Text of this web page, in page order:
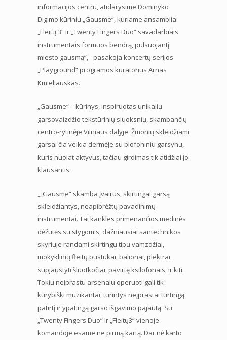
informacijos centru, atidarysime Dominyko
Digimo kūriniu „Gausme“, kuriame ansambliai
„Fleitų 3“ ir „Twenty Fingers Duo“ savadarbiais
instrumentais formuos bendrą, pulsuojantį
miesto gausmą“,– pasakoja koncertų serijos
„Playground“ programos kuratorius Arnas
Kmieliauskas.
„Gausme“ – kūrinys, inspiruotas unikalių
garsovaizdžio tekstūrinių sluoksnių, skambančių
centro-rytinėje Vilniaus dalyje. Žmonių skleidžiami
garsai čia veikia dermėje su biofoniniu garsynu,
kuris nuolat aktyvus, tačiau girdimas tik atidžiai jo
klausantis.
„„Gausme“ skamba įvairūs, skirtingai garsą
skleidžiantys, neapibrėžtų pavadinimų
instrumentai. Tai kankles primenančios medinės
dėžutės su stygomis, dažniausiai santechnikos
skyriuje randami skirtingų tipų vamzdžiai,
mokyklinių fleitų pūstukai, balionai, plektrai,
supjaustyti šluotkočiai, pavirtę ksilofonais, ir kiti.
Tokiu neįprastu arsenalu operuoti gali tik
kūrybiški muzikantai, turintys neįprastai turtingą
patirtį ir ypatingą garso išgavimo pajautą. Su
„Twenty Fingers Duo“ ir „Fleitų3“ vienoje
komandoje esame ne pirmą kartą. Dar nė karto